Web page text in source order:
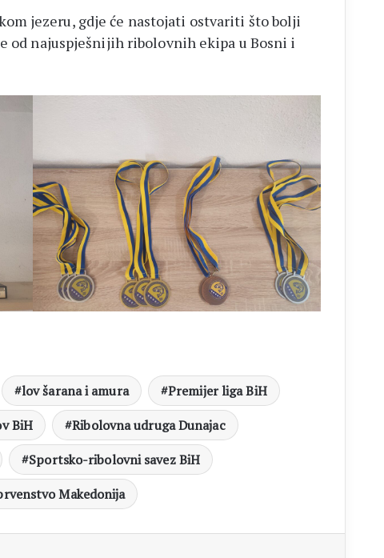
jezeru, gdje će nastojati ostvariti što bolji
od najuspješnijih ribolovnih ekipa u Bosni i
lov šarana i amura
Premijer liga BiH
BiH
Ribolovna udruga Dunajac
Sportsko-ribolovni savez BiH
Makedonija